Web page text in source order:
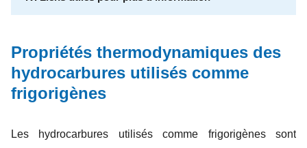
Propriétés thermodynamiques des
hydrocarbures utilisés comme
frigorigènes
Les hydrocarbures utilisés comme frigorigènes sont